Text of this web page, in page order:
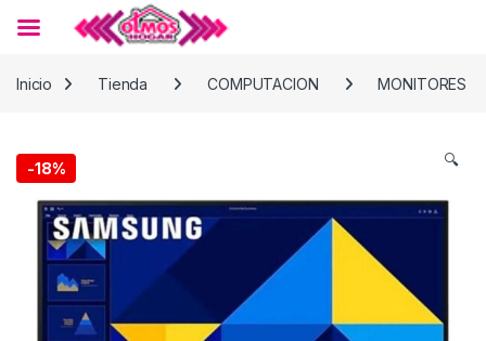
Inicio
Tienda COMPUTACION MONITORES
-18% 🔍